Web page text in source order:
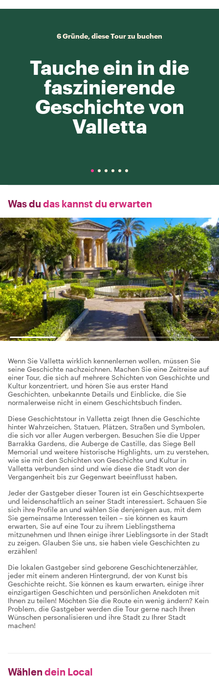
6 Gründe, diese Tour zu buchen
Tauche ein in die
faszinierende
Geschichte von
Valletta
Was du das kannst du erwarten
Wenn Sie Valletta wirklich kennenlernen wollen, müssen Sie
seine Geschichte nachzeichnen. Machen Sie eine Zeitreise auf
einer Tour, die sich auf mehrere Schichten von Geschichte und
Kultur konzentriert, und hören Sie aus erster Hand
Geschichten, unbekannte Details und Einblicke, die Sie
normalerweise nicht in einem Geschichtsbuch finden.
Diese Geschichtstour in Valletta zeigt Ihnen die Geschichte
hinter Wahrzeichen, Statuen, Plätzen, Straßen und Symbolen,
die sich vor aller Augen verbergen. Besuchen Sie die Upper
Barrakka Gardens, die Auberge de Castille, das Siege Bell
Memorial und weitere historische Highlights, um zu verstehen,
wie sie mit den Schichten von Geschichte und Kultur in
Valletta verbunden sind und wie diese die Stadt von der
Vergangenheit bis zur Gegenwart beeinflusst haben.
Jeder der Gastgeber dieser Touren ist ein Geschichtsexperte
und leidenschaftlich an seiner Stadt interessiert. Schauen Sie
sich ihre Profile an und wählen Sie denjenigen aus, mit dem
Sie gemeinsame Interessen teilen – sie können es kaum
erwarten, Sie auf eine Tour zu ihrem Lieblingsthema
mitzunehmen und Ihnen einige ihrer Lieblingsorte in der Stadt
zu zeigen. Glauben Sie uns, sie haben viele Geschichten zu
erzählen!
Die lokalen Gastgeber sind geborene Geschichtenerzähler,
jeder mit einem anderen Hintergrund, der von Kunst bis
Geschichte reicht. Sie können es kaum erwarten, einige ihrer
einzigartigen Geschichten und persönlichen Anekdoten mit
Ihnen zu teilen! Möchten Sie die Route ein wenig ändern? Kein
Problem, die Gastgeber werden die Tour gerne nach Ihren
Wünschen personalisieren und ihre Stadt zu Ihrer Stadt
machen!
Wählen dein Local